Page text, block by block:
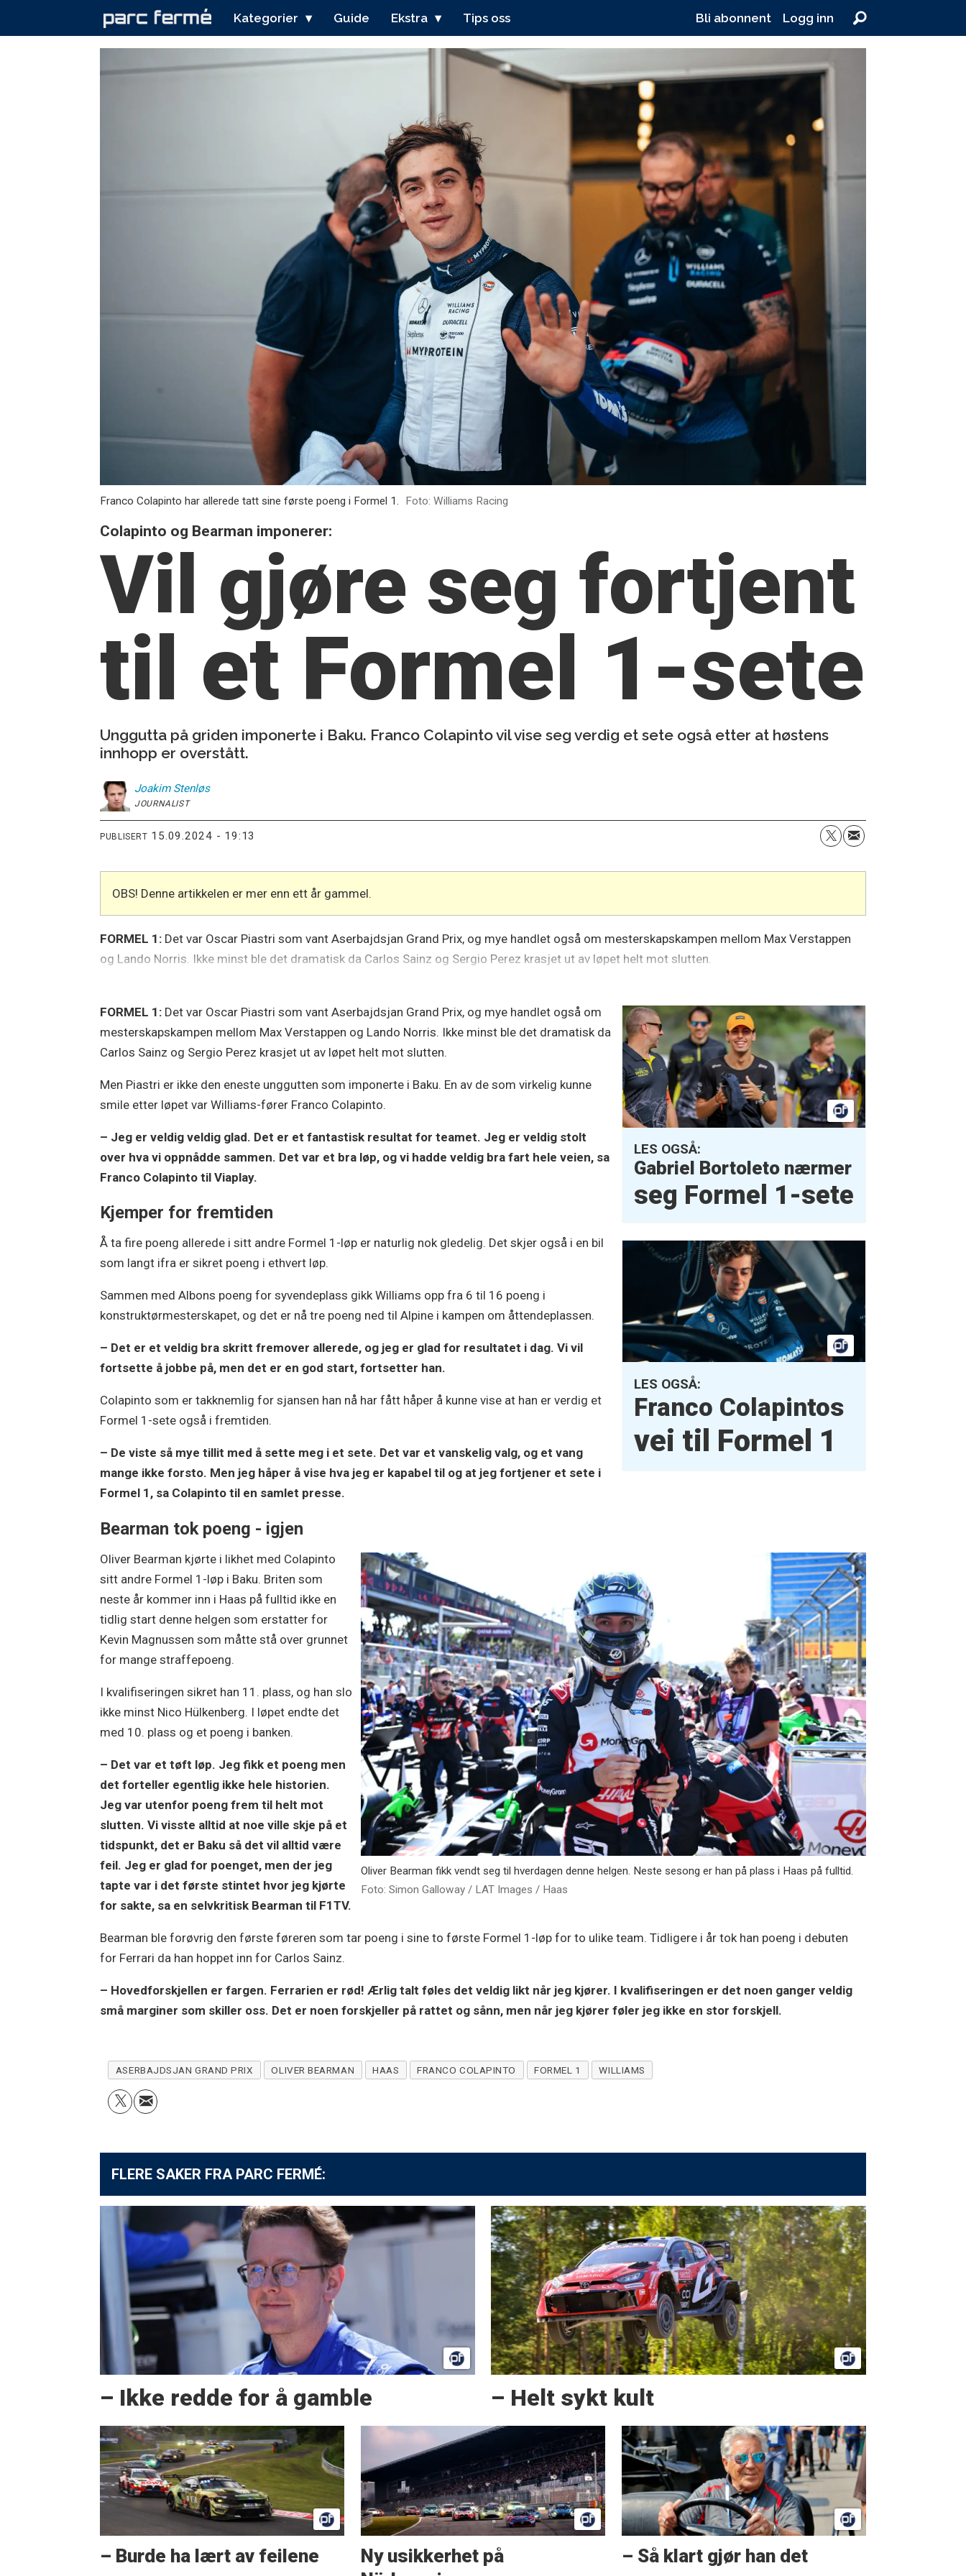
Kategorier Guide Ekstra Tips oss Bli abonnent Logg inn
Franco Colapinto har allerede tatt sine første poeng i Formel 1. Foto: Williams Racing
Colapinto og Bearman imponerer:
Vil gjøre seg fortjent
til et Formel 1-sete
Unggutta på griden imponerte i Baku. Franco Colapinto vil vise seg verdig et sete også etter at høstens
innhopp er overstått.
Joakim Stenløs
JOURNALIST
PUBLISERT 15.09.2024 - 19:13
OBS! Denne artikkelen er mer enn ett år gammel.
FORMEL 1: Det var Oscar Piastri som vant Aserbajdsjan Grand Prix, og mye handlet også om mesterskapskampen mellom Max Verstappen
og Lando Norris. Ikke minst ble det dramatisk da Carlos Sainz og Sergio Perez krasjet ut av løpet helt mot slutten.
LES OGSÅ:
Gabriel Bortoleto nærmer
seg Formel 1-sete
FORMEL 1: Det var Oscar Piastri som vant Aserbajdsjan Grand Prix, og mye handlet også om
mesterskapskampen mellom Max Verstappen og Lando Norris. Ikke minst ble det dramatisk da
Carlos Sainz og Sergio Perez krasjet ut av løpet helt mot slutten.
Men Piastri er ikke den eneste unggutten som imponerte i Baku. En av de som virkelig kunne
smile etter løpet var Williams-fører Franco Colapinto.
– Jeg er veldig veldig glad. Det er et fantastisk resultat for teamet. Jeg er veldig stolt
over hva vi oppnådde sammen. Det var et bra løp, og vi hadde veldig bra fart hele veien, sa
Franco Colapinto til Viaplay.
Kjemper for fremtiden
LES OGSÅ:
Franco Colapintos
vei til Formel 1
Å ta fire poeng allerede i sitt andre Formel 1-løp er naturlig nok gledelig. Det skjer også i en bil
som langt ifra er sikret poeng i ethvert løp.
Sammen med Albons poeng for syvendeplass gikk Williams opp fra 6 til 16 poeng i
konstruktørmesterskapet, og det er nå tre poeng ned til Alpine i kampen om åttendeplassen.
– Det er et veldig bra skritt fremover allerede, og jeg er glad for resultatet i dag. Vi vil
fortsette å jobbe på, men det er en god start, fortsetter han.
Colapinto som er takknemlig for sjansen han nå har fått håper å kunne vise at han er verdig et
Formel 1-sete også i fremtiden.
– De viste så mye tillit med å sette meg i et sete. Det var et vanskelig valg, og et vang
mange ikke forsto. Men jeg håper å vise hva jeg er kapabel til og at jeg fortjener et sete i
Formel 1, sa Colapinto til en samlet presse.
Bearman tok poeng - igjen
Oliver Bearman fikk vendt seg til hverdagen denne helgen. Neste sesong er han på plass i Haas på fulltid.
Foto: Simon Galloway / LAT Images / Haas
Oliver Bearman kjørte i likhet med Colapinto
sitt andre Formel 1-løp i Baku. Briten som
neste år kommer inn i Haas på fulltid ikke en
tidlig start denne helgen som erstatter for
Kevin Magnussen som måtte stå over grunnet
for mange straffepoeng.
I kvalifiseringen sikret han 11. plass, og han slo
ikke minst Nico Hülkenberg. I løpet endte det
med 10. plass og et poeng i banken.
– Det var et tøft løp. Jeg fikk et poeng men
det forteller egentlig ikke hele historien.
Jeg var utenfor poeng frem til helt mot
slutten. Vi visste alltid at noe ville skje på et
tidspunkt, det er Baku så det vil alltid være
feil. Jeg er glad for poenget, men der jeg
tapte var i det første stintet hvor jeg kjørte
for sakte, sa en selvkritisk Bearman til F1TV.
Bearman ble forøvrig den første føreren som tar poeng i sine to første Formel 1-løp for to ulike team. Tidligere i år tok han poeng i debuten
for Ferrari da han hoppet inn for Carlos Sainz.
– Hovedforskjellen er fargen. Ferrarien er rød! Ærlig talt føles det veldig likt når jeg kjører. I kvalifiseringen er det noen ganger veldig
små marginer som skiller oss. Det er noen forskjeller på rattet og sånn, men når jeg kjører føler jeg ikke en stor forskjell.
ASERBAJDSJAN GRAND PRIX OLIVER BEARMAN HAAS FRANCO COLAPINTO FORMEL 1 WILLIAMS
FLERE SAKER FRA PARC FERMÉ:
– Ikke redde for å gamble – Helt sykt kult
– Burde ha lært av feilene
Ny usikkerhet på
– Så klart gjør han det